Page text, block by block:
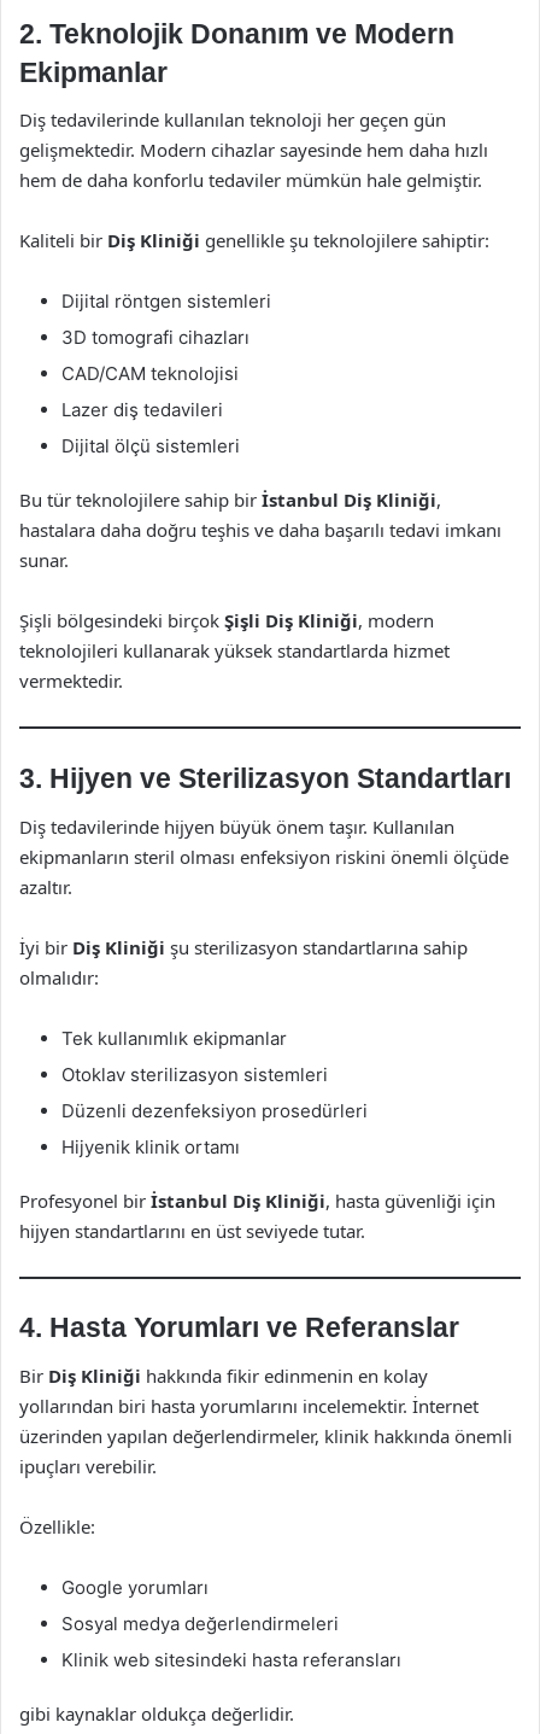
2. Teknolojik Donanım ve Modern
Ekipmanlar
Diş tedavilerinde kullanılan teknoloji her geçen gün
gelişmektedir. Modern cihazlar sayesinde hem daha hızlı
hem de daha konforlu tedaviler mümkün hale gelmiştir.
Kaliteli bir Diş Kliniği genellikle şu teknolojilere sahiptir:
Dijital röntgen sistemleri
3D tomografi cihazları
CAD/CAM teknolojisi
Lazer diş tedavileri
Dijital ölçü sistemleri
Bu tür teknolojilere sahip bir İstanbul Diş Kliniği,
hastalara daha doğru teşhis ve daha başarılı tedavi imkanı
sunar.
Şişli bölgesindeki birçok Şişli Diş Kliniği, modern
teknolojileri kullanarak yüksek standartlarda hizmet
vermektedir.
3. Hijyen ve Sterilizasyon Standartları
Diş tedavilerinde hijyen büyük önem taşır. Kullanılan
ekipmanların steril olması enfeksiyon riskini önemli ölçüde
azaltır.
İyi bir Diş Kliniği şu sterilizasyon standartlarına sahip
olmalıdır:
Tek kullanımlık ekipmanlar
Otoklav sterilizasyon sistemleri
Düzenli dezenfeksiyon prosedürleri
Hijyenik klinik ortamı
Profesyonel bir İstanbul Diş Kliniği, hasta güvenliği için
hijyen standartlarını en üst seviyede tutar.
4. Hasta Yorumları ve Referanslar
Bir Diş Kliniği hakkında fikir edinmenin en kolay
yollarından biri hasta yorumlarını incelemektir. İnternet
üzerinden yapılan değerlendirmeler, klinik hakkında önemli
ipuçları verebilir.
Özellikle:
Google yorumları
Sosyal medya değerlendirmeleri
Klinik web sitesindeki hasta referansları
gibi kaynaklar oldukça değerlidir.